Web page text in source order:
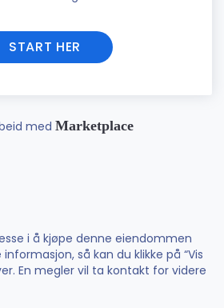
START HER
med Marketplace
i å kjøpe denne eiendommen
så kan du klikke på “Vis
En megler vil ta kontakt for videre